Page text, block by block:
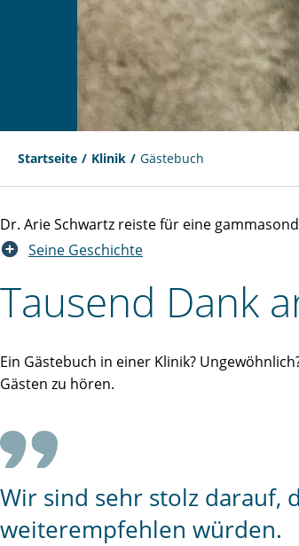
Startseite Klinik Gästebuch
Dr. Arie Schwartz reiste für eine
Seine Geschichte
Tausend Dank
Ein Gästebuch in einer Klinik?
Gästen zu hören.
Wir sind sehr stolz darauf,
weiterempfehlen würden.